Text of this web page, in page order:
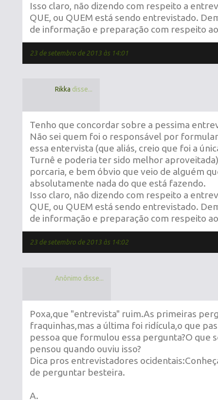
Isso claro, não dizendo com respeito a
QUE, ou QUEM está sendo entrevistado.
de informação e preparação com respeito
23 de setembro de 2013 às 14:01
Rikka disse...
Tenho que concordar sobre a pessima
Não sei quem foi o responsável por
essa entervista (que aliás, creio que foi a
Turnê e poderia ter sido melhor
porcaria, e bem óbvio que veio de alguém
absolutamente nada do que está fazendo.
Isso claro, não dizendo com respeito a
QUE, ou QUEM está sendo entrevistado.
de informação e preparação com respeito
23 de setembro de 2013 às 14:02
Anônimo disse...
Poxa,que "entrevista" ruim.As primeiras
fraquinhas,mas a última foi ridícula,o que
pessoa que formulou essa pergunta?O que
pensou quando ouviu isso?
Dica pros entrevistadores
de perguntar besteira.
A.